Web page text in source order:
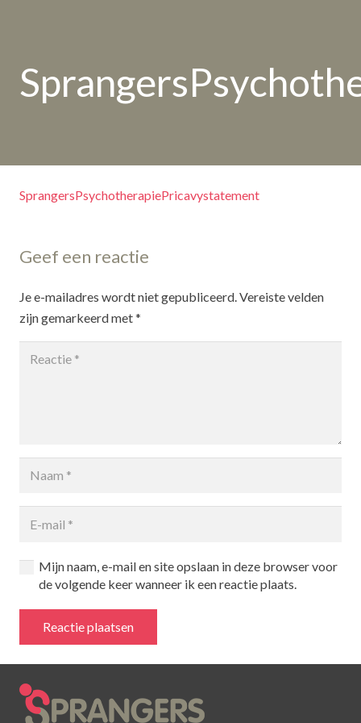
SprangersPsychotherapiePricavystatement
Geef een reactie
Je e-mailadres wordt niet gepubliceerd. Vereiste velden
zijn gemarkeerd met*
Mijn naam, e-mail en site opslaan in deze browser voor
de volgende keer wanneer ik een reactie plaats.
Reactie plaatsen